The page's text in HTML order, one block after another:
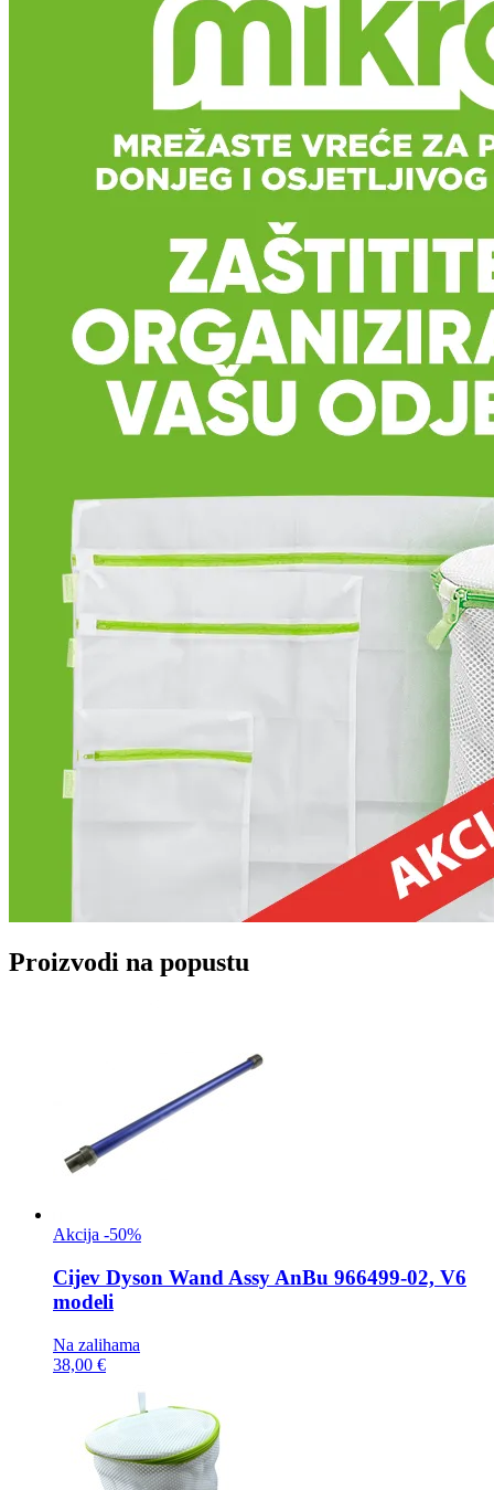
Proizvodi na popustu
Akcija -50%
Cijev Dyson Wand Assy AnBu 966499-02, V6
modeli
Na zalihama
38,00 €